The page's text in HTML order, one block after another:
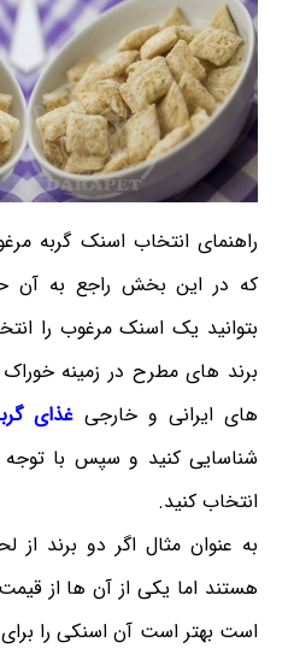
راهنمای انتخاب اسنک گربه
که در این بخش راجع به آن
بتوانید یک اسنک مرغوب را
برند های مطرح در زمینه
های ایرانی و خارجی غذای
شناسایی کنید و سپس با
انتخاب کنید.
به عنوان مثال اگر دو برند
هستند اما یکی از آن ها از
است بهتر است آن اسنکی را